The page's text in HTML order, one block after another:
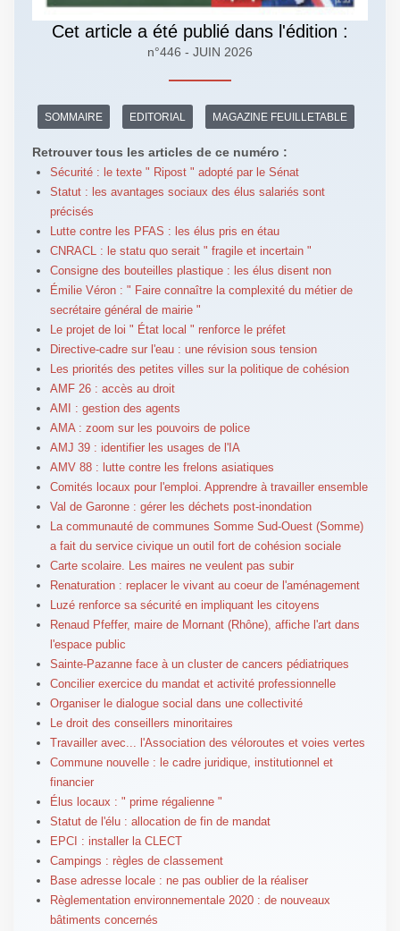
Cet article a été publié dans l'édition :
n°446 - JUIN 2026
SOMMAIRE EDITORIAL MAGAZINE FEUILLETABLE
Retrouver tous les articles de ce numéro :
Sécurité : le texte " Ripost " adopté par le Sénat
Statut : les avantages sociaux des élus salariés sont
précisés
Lutte contre les PFAS : les élus pris en étau
CNRACL : le statu quo serait " fragile et incertain "
Consigne des bouteilles plastique : les élus disent non
Émilie Véron : " Faire connaître la complexité du métier de
secrétaire général de mairie "
Le projet de loi " État local " renforce le préfet
Directive-cadre sur l'eau : une révision sous tension
Les priorités des petites villes sur la politique de cohésion
AMF 26 : accès au droit
AMI : gestion des agents
AMA : zoom sur les pouvoirs de police
AMJ 39 : identifier les usages de l'IA
AMV 88 : lutte contre les frelons asiatiques
Comités locaux pour l'emploi. Apprendre à travailler ensemble
Val de Garonne : gérer les déchets post-inondation
La communauté de communes Somme Sud-Ouest (Somme)
a fait du service civique un outil fort de cohésion sociale
Carte scolaire. Les maires ne veulent pas subir
Renaturation : replacer le vivant au coeur de l'aménagement
Luzé renforce sa sécurité en impliquant les citoyens
Renaud Pfeffer, maire de Mornant (Rhône), affiche l'art dans
l'espace public
Sainte-Pazanne face à un cluster de cancers pédiatriques
Concilier exercice du mandat et activité professionnelle
Organiser le dialogue social dans une collectivité
Le droit des conseillers minoritaires
Travailler avec... l'Association des véloroutes et voies vertes
Commune nouvelle : le cadre juridique, institutionnel et
financier
Élus locaux : " prime régalienne "
Statut de l'élu : allocation de fin de mandat
EPCI : installer la CLECT
Campings : règles de classement
Base adresse locale : ne pas oublier de la réaliser
Règlementation environnementale 2020 : de nouveaux
bâtiments concernés